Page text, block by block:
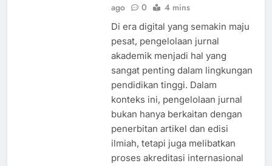
ago
0 4 mins
Di era digital yang semakin maju
pesat, pengelolaan jurnal
akademik menjadi hal yang
sangat penting dalam lingkungan
pendidikan tinggi. Dalam
konteks ini, pengelolaan jurnal
bukan hanya berkaitan dengan
penerbitan artikel dan edisi
ilmiah, tetapi juga melibatkan
proses akreditasi internasional